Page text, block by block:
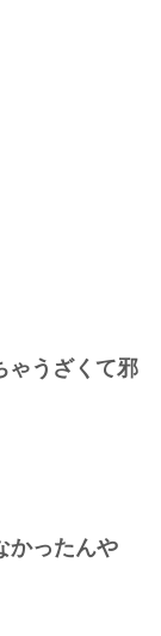
ゃうざくて邪
かったんや